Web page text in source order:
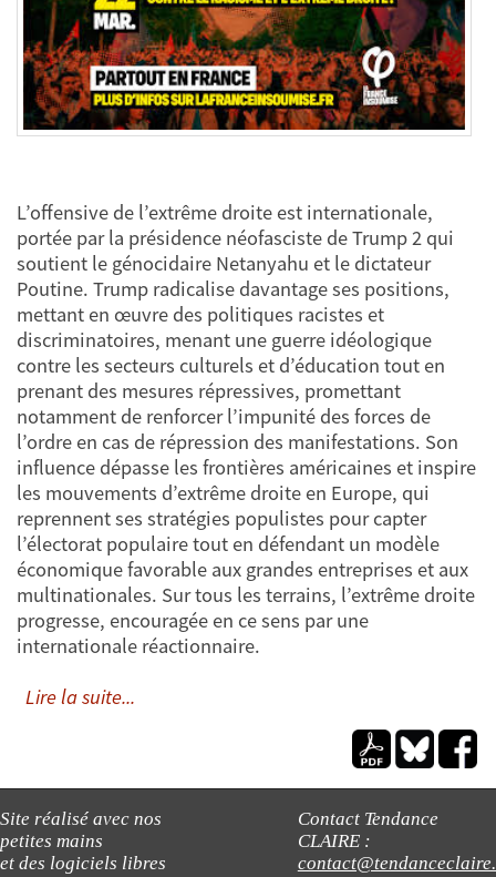
L’offensive de l’extrême droite est internationale,
portée par la présidence néofasciste de Trump 2 qui
soutient le génocidaire Netanyahu et le dictateur
Poutine. Trump radicalise davantage ses positions,
mettant en œuvre des politiques racistes et
discriminatoires, menant une guerre idéologique
contre les secteurs culturels et d’éducation tout en
prenant des mesures répressives, promettant
notamment de renforcer l’impunité des forces de
l’ordre en cas de répression des manifestations. Son
influence dépasse les frontières américaines et inspire
les mouvements d’extrême droite en Europe, qui
reprennent ses stratégies populistes pour capter
l’électorat populaire tout en défendant un modèle
économique favorable aux grandes entreprises et aux
multinationales. Sur tous les terrains, l’extrême droite
progresse, encouragée en ce sens par une
internationale réactionnaire.
Lire la suite...
Site réalisé avec nos
petites mains
et des logiciels libres
Contact Tendance
CLAIRE :